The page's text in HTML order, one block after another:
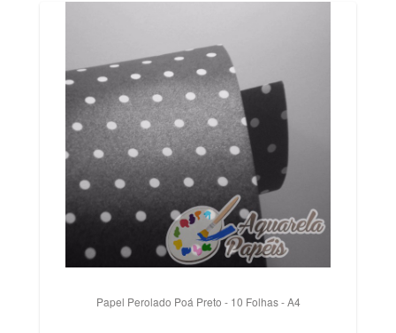
Papel Perolado Poá Preto - 10 Folhas - A4